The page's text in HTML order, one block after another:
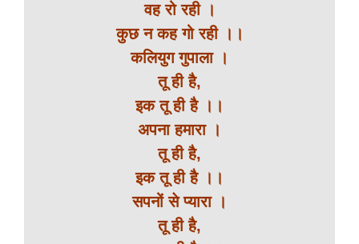
वह रो रही ।
कुछ न कह गो रही ।।
कलियुग गुपाला ।
तू ही है,
इक तू ही है ।।
अपना हमारा ।
तू ही है,
इक तू ही है ।।
सपनों से प्यारा ।
तू ही है,